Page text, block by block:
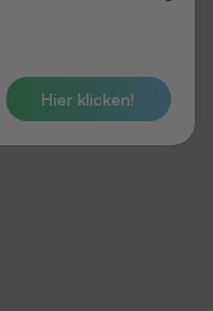
Hier klicken!